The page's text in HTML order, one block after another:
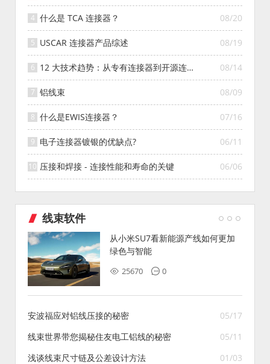
08/20
什么是 TCA 连接器？
08/19
USCAR 连接器产品综述
08/14
12 大技术趋势：从专有连接器到开源连接
器的演变
08/09
铝线束
07/16
什么是EWIS连接器？
06/11
电子连接器镀银的优缺点?
06/06
压接和焊接 - 连接性能和寿命的关键
线束软件
从小米SU7看新能源产线如何更加
绿色与智能
25670 0
05/17
安波福应对铝线压接的秘密
05/11
线束世界带您揭秘住友电工铝线的秘密
01/03
浅谈线束尺寸链及公差设计方法